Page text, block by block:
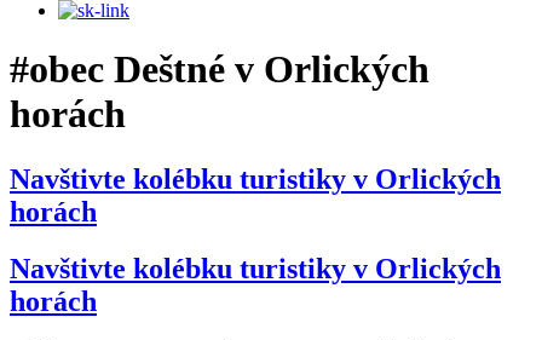
#obec Deštné v Orlických
horách
Navštivte kolébku turistiky v Orlických
horách
Navštivte kolébku turistiky v Orlických
horách